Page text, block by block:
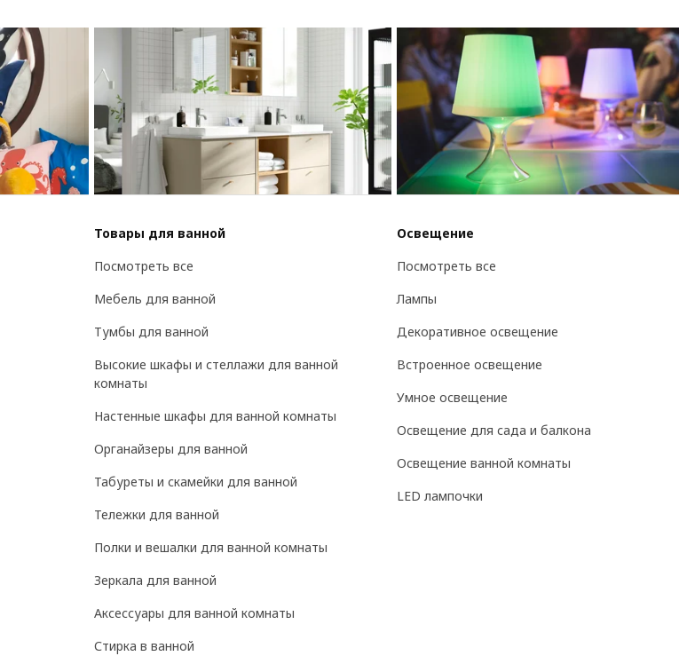
Товары для ванной
Посмотреть все
Мебель для ванной
Тумбы для ванной
Высокие шкафы и стеллажи для ванной
комнаты
Настенные шкафы для ванной комнаты
Органайзеры для ванной
Табуреты и скамейки для ванной
Тележки для ванной
Полки и вешалки для ванной комнаты
Зеркала для ванной
Аксессуары для ванной комнаты
Стирка в ванной
Освещение
Посмотреть все
Лампы
Декоративное освещение
Встроенное освещение
Умное освещение
Освещение для сада и балкона
Освещение ванной комнаты
LED лампочки